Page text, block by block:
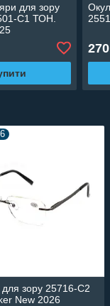
для зору
C1 ТОН.
270
зору 25716-C2
New 2026